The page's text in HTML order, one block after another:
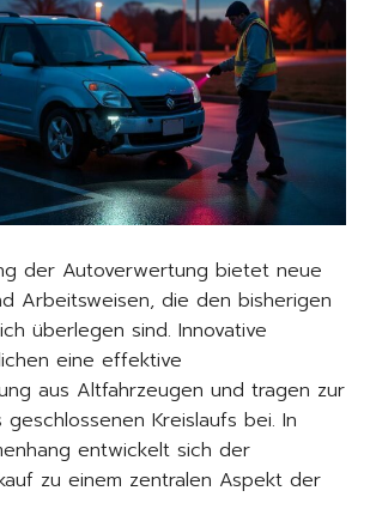
der Autoverwertung bietet neue
Arbeitsweisen, die den bisherigen
überlegen sind. Innovative
eine effektive
aus Altfahrzeugen und tragen zur
Kreislaufs bei. In
entwickelt sich der
zu einem zentralen Aspekt der